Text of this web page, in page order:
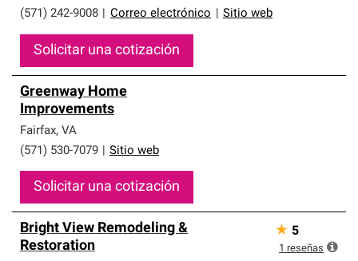
(571) 242-9008
Correo electrónico Sitio web
Solicitar una cotización
Greenway Home
Improvements
Fairfax, VA
(571) 530-7079
Sitio web
Solicitar una cotización
Bright View Remodeling &
Restoration
★ 5
1 reseñas